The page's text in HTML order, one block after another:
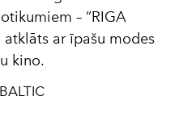
– “RIGA
atklāts ar īpašu modes
kino.